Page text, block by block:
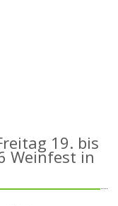
19. bis
Weinfest in